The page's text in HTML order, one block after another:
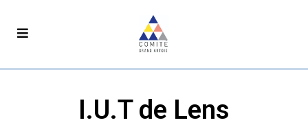
I.U.T de Lens